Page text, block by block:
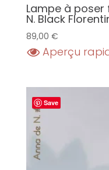
Lampe à poser
N. Black
89,00 €
Aperçu
Save